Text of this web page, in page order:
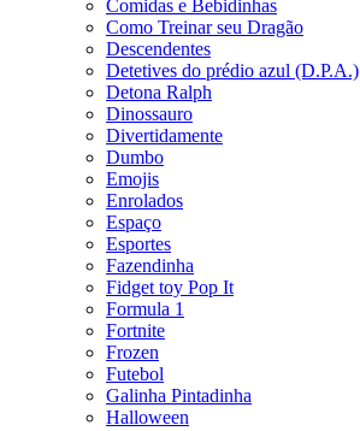
Comidas e Bebidinhas
Como Treinar seu Dragão
Descendentes
Detetives do prédio azul (D.P.A.)
Detona Ralph
Dinossauro
Divertidamente
Dumbo
Emojis
Enrolados
Espaço
Esportes
Fazendinha
Fidget toy Pop It
Formula 1
Fortnite
Frozen
Futebol
Galinha Pintadinha
Halloween